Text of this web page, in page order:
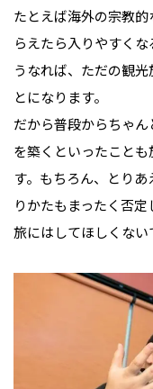
たとえば海外の宗教
らえたら入りやすく
うなれば、ただの観
とになります。
だから普段からちゃ
を築くといったこと
す。もちろん、とり
りかたもまったく否
旅にはしてほしくない